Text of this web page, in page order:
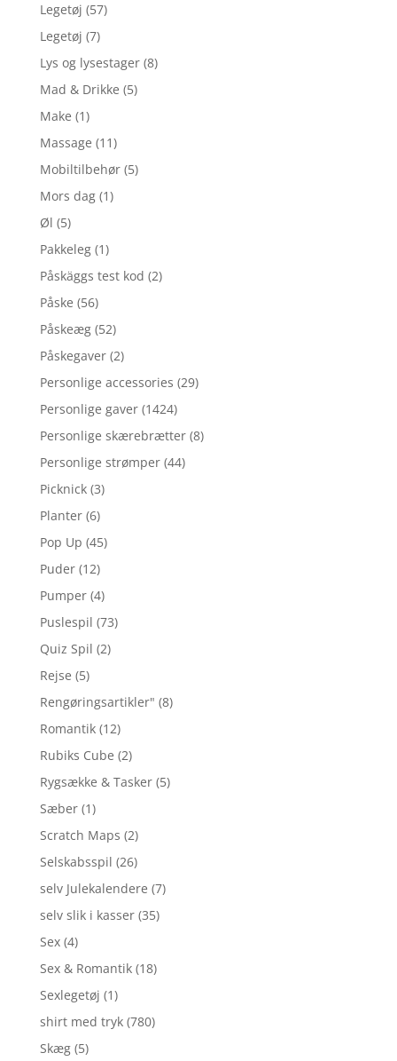
Legetøj (57)
Legetøj (7)
Lys og lysestager (8)
Mad & Drikke (5)
Make (1)
Massage (11)
Mobiltilbehør (5)
Mors dag (1)
Øl (5)
Pakkeleg (1)
Påskäggs test kod (2)
Påske (56)
Påskeæg (52)
Påskegaver (2)
Personlige accessories (29)
Personlige gaver (1424)
Personlige skærebrætter (8)
Personlige strømper (44)
Picknick (3)
Planter (6)
Pop Up (45)
Puder (12)
Pumper (4)
Puslespil (73)
Quiz Spil (2)
Rejse (5)
Rengøringsartikler" (8)
Romantik (12)
Rubiks Cube (2)
Rygsække & Tasker (5)
Sæber (1)
Scratch Maps (2)
Selskabsspil (26)
selv Julekalendere (7)
selv slik i kasser (35)
Sex (4)
Sex & Romantik (18)
Sexlegetøj (1)
shirt med tryk (780)
Skæg (5)